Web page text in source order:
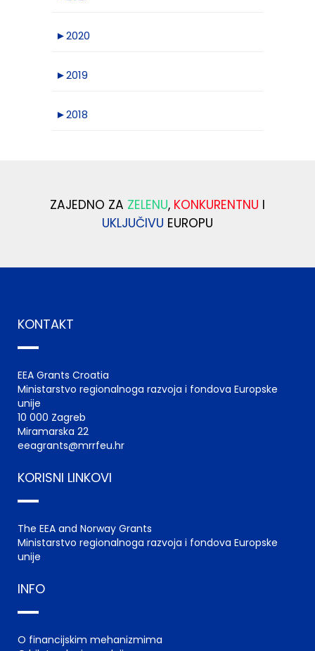
►2020
►2019
►2018
ZAJEDNO ZA ZELENU, KONKURENTNU I
UKLJUČIVU EUROPU
KONTAKT
EEA Grants Croatia
Ministarstvo regionalnoga razvoja i fondova Europske
unije
10 000 Zagreb
Miramarska 22
eeagrants@mrrfeu.hr
KORISNI LINKOVI
The EEA and Norway Grants
Ministarstvo regionalnoga razvoja i fondova Europske
unije
INFO
O financijskim mehanizmima